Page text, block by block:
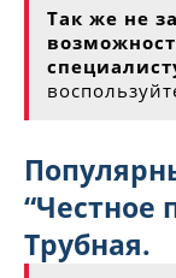
Так же не
“Честное
Трубная.